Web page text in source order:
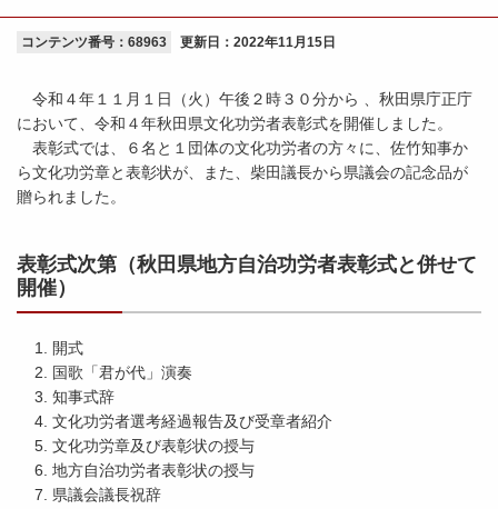
コンテンツ番号：68963 更新日： 2022年11月15日
令和４年１１月１日（火）午後２時３０分から 、秋田県庁正庁
において、令和４年秋田県文化功労者表彰式を開催しました。
表彰式では、６名と１団体の文化功労者の方々に、佐竹知事か
ら文化功労章と表彰状が、また、柴田議長から県議会の記念品が
贈られました。
表彰式次第（秋田県地方自治功労者表彰式と併せて
開催）
開式
国歌「君が代」演奏
知事式辞
文化功労者選考経過報告及び受章者紹介
文化功労章及び表彰状の授与
地方自治功労者表彰状の授与
県議会議長祝辞